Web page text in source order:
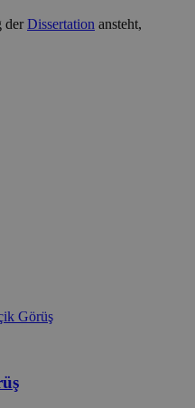
derDissertation ansteht,